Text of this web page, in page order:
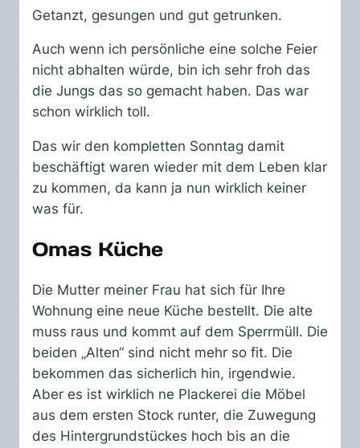
Getanzt, gesungen und gut getrunken.
Auch wenn ich persönliche eine solche Feier
nicht abhalten würde, bin ich sehr froh das
die Jungs das so gemacht haben. Das war
schon wirklich toll.
Das wir den kompletten Sonntag damit
beschäftigt waren wieder mit dem Leben klar
zu kommen, da kann ja nun wirklich keiner
was für.
Omas Küche
Die Mutter meiner Frau hat sich für Ihre
Wohnung eine neue Küche bestellt. Die alte
muss raus und kommt auf dem Sperrmüll. Die
beiden „Alten“ sind nicht mehr so fit. Die
bekommen das sicherlich hin, irgendwie.
Aber es ist wirklich ne Plackerei die Möbel
aus dem ersten Stock runter, die Zuwegung
des Hintergrundstückes hoch bis an die